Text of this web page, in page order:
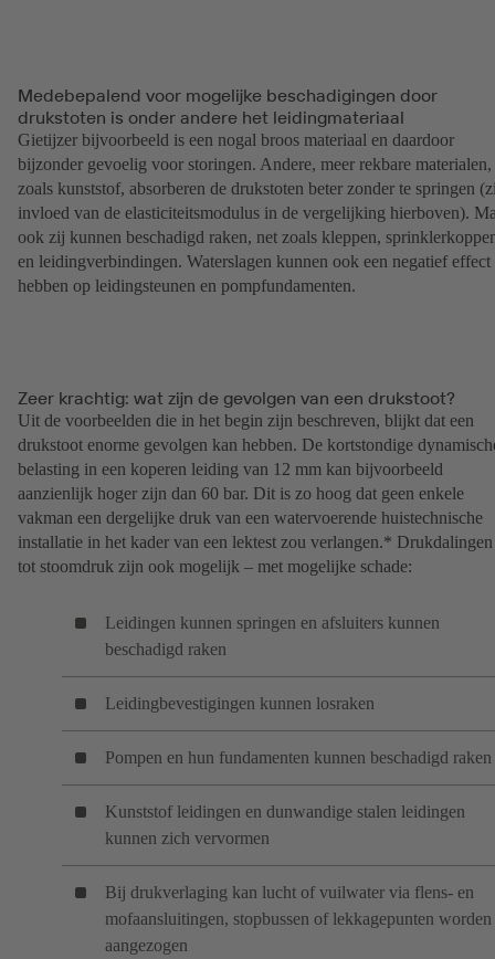
Medebepalend voor mogelijke beschadigingen door
drukstoten is onder andere het leidingmateriaal
Gietijzer bijvoorbeeld is een nogal broos materiaal en daardoor
bijzonder gevoelig voor storingen. Andere, meer rekbare materialen,
zoals kunststof, absorberen de drukstoten beter zonder te springen
invloed van de elasticiteitsmodulus in de vergelijking hierboven).
ook zij kunnen beschadigd raken, net zoals kleppen,
en leidingverbindingen. Waterslagen kunnen ook een negatief effect
hebben op leidingsteunen en pompfundamenten.
Zeer krachtig: wat zijn de gevolgen van een drukstoot?
Uit de voorbeelden die in het begin zijn beschreven, blijkt dat een
drukstoot enorme gevolgen kan hebben. De kortstondige
belasting in een koperen leiding van 12 mm kan bijvoorbeeld
aanzienlijk hoger zijn dan 60 bar. Dit is zo hoog dat geen enkele
vakman een dergelijke druk van een watervoerende huistechnische
installatie in het kader van een lektest zou verlangen.* Drukdalingen
tot stoomdruk zijn ook mogelijk – met mogelijke schade:
Leidingen kunnen springen en afsluiters kunnen
beschadigd raken
Leidingbevestigingen kunnen losraken
Pompen en hun fundamenten kunnen beschadigd raken
Kunststof leidingen en dunwandige stalen leidingen
kunnen zich vervormen
Bij drukverlaging kan lucht of vuilwater via flens- en
mofaansluitingen, stopbussen of lekkagepunten worden
aangezogen